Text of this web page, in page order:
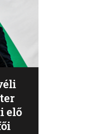
elő